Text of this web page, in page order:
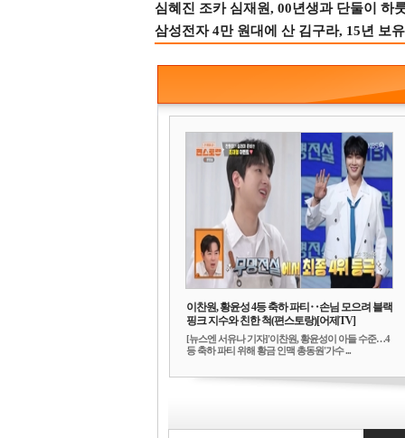
심혜진 조카 심재원, 00년생과 단둘이 하
삼성전자 4만 원대에 산 김구라, 15년 보
이찬원, 황윤성 4등 축하 파티‥손님 모으려 블랙
핑크 지수와 친한 척(편스토랑)[어제TV]
[뉴스엔 서유나 기자]'이찬원, 황윤성이 아들 수준…4
등 축하 파티 위해 황금 인맥 총동원'가수 ...